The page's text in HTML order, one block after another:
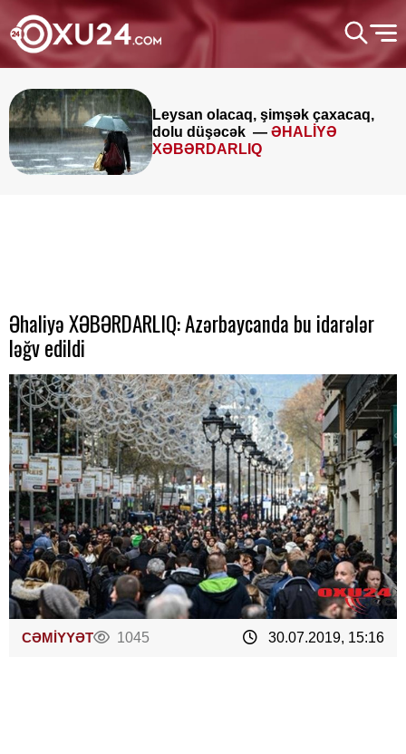
Leysan olacaq, şimşək çaxacaq,
dolu düşəcək — ƏHALİYƏ
XƏBƏRDARLIQ
Əhaliyə XƏBƏRDARLIQ: Azərbaycanda bu idarələr
ləğv edildi
CƏMİYYƏT 1045 30.07.2019, 15:16